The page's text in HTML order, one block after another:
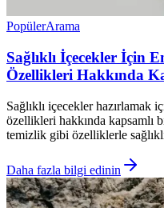
PopülerArama
Sağlıklı İçecekler İçin
Özellikleri Hakkında
Sağlıklı içecekler hazırlamak
özellikleri hakkında kapsamlı
temizlik gibi özelliklerle
Daha fazla bilgi edinin